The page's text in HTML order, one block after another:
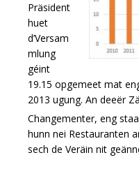
Präsident
huet
d’Versam
mlung
géint
19.15 opgemeet mat
2013 ugung. An deeër
Changementer, eng
hunn nei Restauranten
sech de Veräin nit